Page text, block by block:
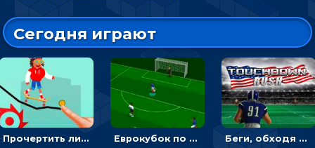
Сегодня играют
Прочертить линию, чтобы проехать на скейте, через преграды к финишу - для мальчиков Еврокубок по футболу 2021 в 3D: пасуй мяч и бей по воротам соперника Беги, обходя соперников и собирай бонусы - американский футбол